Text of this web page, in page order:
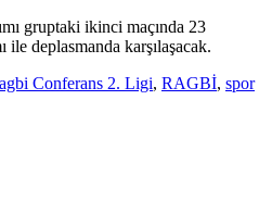
gruptaki ikinci maçında 23
ile deplasmanda karşılaşacak.
Conferans 2. Ligi, RAGBİ, spor